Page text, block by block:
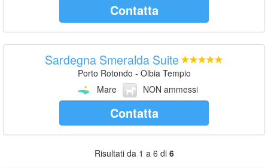
Contatta
Sardegna Smeralda Suite
Porto Rotondo - Olbia Tempio
Mare
NON ammessi
Contatta
Risultati da 1 a 6 di 6